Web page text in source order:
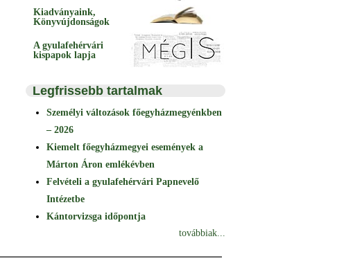
Kiadványaink,
Könyvújdonságok
A gyulafehérvári
kispapok lapja
Legfrissebb tartalmak
Személyi változások főegyházmegyénkben
– 2026
Kiemelt főegyházmegyei események a
Márton Áron emlékévben
Felvételi a gyulafehérvári Papnevelő
Intézetbe
Kántorvizsga időpontja
továbbiak...